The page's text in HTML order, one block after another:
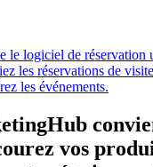
le logiciel de réservation
les réservations de
les événements.
vos